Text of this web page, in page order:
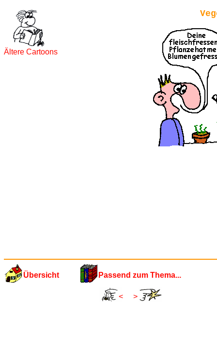
Ältere Cartoons
Übersicht Passend zum Thema...
< >